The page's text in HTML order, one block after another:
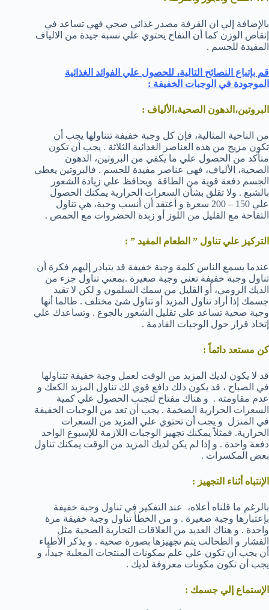
بالإضافة إلي ان القرفة مصدر غذائي صحي فهي تساعد في
إنقاص الوزن كما أن التفاح يحتوي علي نسبة جيدة من الالياف
المفيدة للجسم .
قم بإتباع النصائح التالية، للحصول علي الفوائد الغذائية
الموجودة في الوجبات الخفيفة :
البروتين،الدهون الصحية،الألياف :
من الناحية المثالية، فإن كل وجبة خفيفة تتناولها يجب أن
تكون مزيج من هذه العناصر الغذائية الثلاثة . يجب أن تكون
متأكد من الحصول علي ما يكفي من البروتين، الدهون
الصحية، الألياف، فهي عناصر مفيدة للجسم . فالبروتين يعطي
الجسم دفعة قوية من الطاقة ويحافظ علي زيادة الشعور
بالشبع . ولا تقلق بشأن السعرات الحرارية يمكنك الحصول
علي 150 – 200 سعرة و أعتقد أن أنسب وجبة، هي تناول
التفاحة مع القليل من اللوز أو زبدة الخضروات مع الحمص .
التركيز علي تناول ” الطعام المفيد ” :
عندما يسمع الناس كلمة وجبة خفيفة قد يتبادر إليهم فكرة أن
تناول وجبة خفيفة تعني وجبة صغيرة .بمعني تناول جزء من
الديك الرومي، أو القليل من سمك السلمون و لكن لا تقيد
جسمك إذا أراد تناول المزيد أو تناول شئ مختلف . طالما أنها
وجبة صحية تساعد علي تقليل الشعور بالجوع . وتساعدك علي
إتخاذ قرار حول الوجبات القادمة .
كن مستعد دائماً :
قد لا يكون لديك المزيد من الوقت لعمل وجبة خفيفة تتناولها
في الصباح ، قد يكون ذلك دافع قوي لك تناول المزيد الكعك و
عدم مقاومته . و هناك مفتاح لتجنب الحصول علي كمية
السعرات الحرارية الضخمة . يجب أن تعد من الوجبات الخفيفة
في المنزل و يجب أن تحتوي علي المزيد من السعرات
الحرارية. فمثلاً يمكنك تجهيز الوجبات اللازمة للإسبوع الواحد
دفعة واحدة . و إذا لم يكن لديك المزيد من الوقت يمكنك تناول
بعض المكسرات .
الإنتباه أثناء التجهيز :
بالرغم ما قلناه أعلاه، عند التفكير في تناول وجبة خفيفة
بإعتبارها وجبة صغيرة . و من الخطأ تناول وجبة خفيفة مرة
واحدة . و هناك العديد من العلاقات التجارية الصحية مثل
الفشار و الطحالب يتم تجهيزها بصورة صحية . و يذكر الأطباء
أن يجب أن تكون علي علم بمكونات المنتجات المعلبة جيداً، و
يجب أن تكون مكونات معروفة لديك .
الإستماع إلي جسمك :